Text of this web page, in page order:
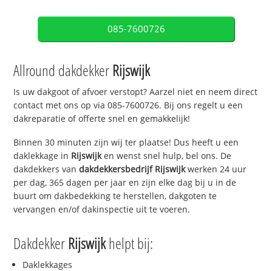
085-7600726
Allround dakdekker Rijswijk
Is uw dakgoot of afvoer verstopt? Aarzel niet en neem direct
contact met ons op via 085-7600726. Bij ons regelt u een
dakreparatie of offerte snel en gemakkelijk!
Binnen 30 minuten zijn wij ter plaatse! Dus heeft u een
daklekkage in Rijswijken wenst snel hulp, bel ons. De
dakdekkers vandakdekkersbedrijf Rijswijk werken 24 uur
per dag, 365 dagen per jaar en zijn elke dag bij u in de
buurt om dakbedekking te herstellen, dakgoten te
vervangen en/of dakinspectie uit te voeren.
Dakdekker Rijswijkhelpt bij:
Daklekkages